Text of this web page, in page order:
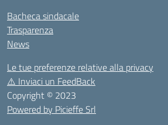
Bacheca sindacale
Trasparenza
News
Le tue preferenze relative alla privacy
⚠️ Inviaci un FeedBack
Copyright © 2023
Powered by Picieffe Srl